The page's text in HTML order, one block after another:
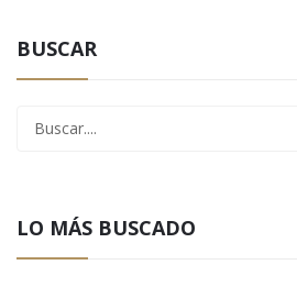
BUSCAR
LO MÁS BUSCADO